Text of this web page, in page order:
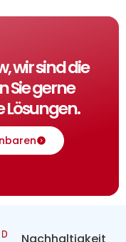
wir sind die
Sie gerne
Lösungen.